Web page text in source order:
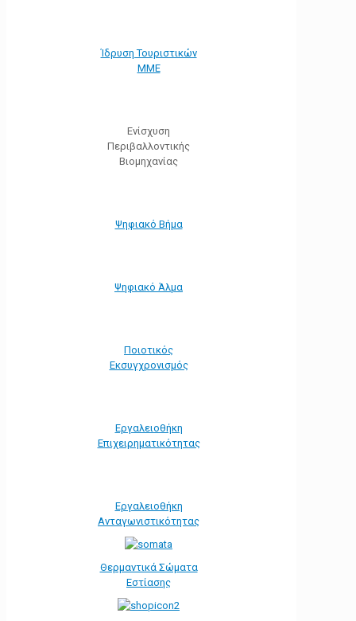
Ίδρυση Τουριστικών
ΜΜΕ
Ενίσχυση
Περιβαλλοντικής
Βιομηχανίας
Ψηφιακό Βήμα
Ψηφιακό Άλμα
Ποιοτικός
Εκσυγχρονισμός
Εργαλειοθήκη
Eπιχειρηματικότητας
Εργαλειοθήκη
Ανταγωνιστικότητας
Θερμαντικά Σώματα
Εστίασης